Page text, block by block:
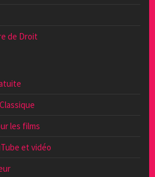
de Droit
les films
et vidéo